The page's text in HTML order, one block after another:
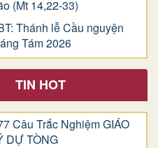
(Mt 14,22-33)
Thánh lễ Cầu nguyện
Tám 2026
TIN HOT
Câu Trắc Nghiệm GIÁO
DỰ TÒNG